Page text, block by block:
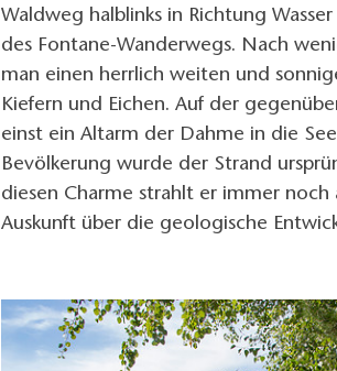
Waldweg halblinks in Richtung
des Fontane-Wanderwegs. Nach
man einen herrlich weiten und
Kiefern und Eichen. Auf der
einst ein Altarm der Dahme in die
Bevölkerung wurde der Strand
diesen Charme strahlt er immer noch
Auskunft über die geologische